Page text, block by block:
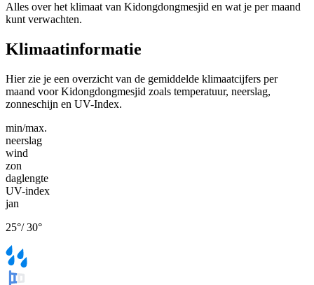
Alles over het klimaat van Kidongdongmesjid en wat je per maand
kunt verwachten.
Klimaatinformatie
Hier zie je een overzicht van de gemiddelde klimaatcijfers per
maand voor Kidongdongmesjid zoals temperatuur, neerslag,
zonneschijn en UV-Index.
min/max.
neerslag
wind
zon
daglengte
UV-index
jan
25°/30°